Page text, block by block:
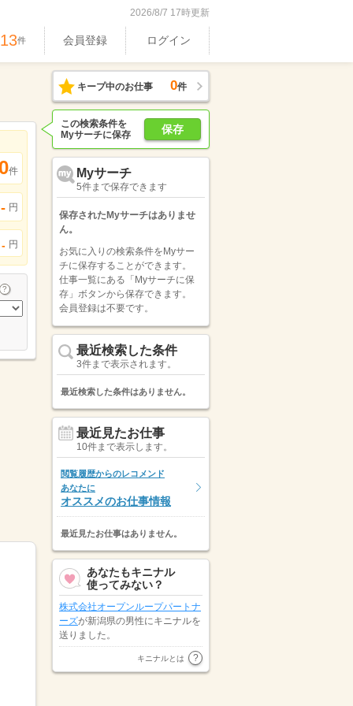
2026/8/7 17時更新
件 会員登録 ログイン
件
- 円
- 円
キープ中のお仕事 0件
保存
この検索条件を
Myサーチに保存
Myサーチ
5件まで保存できます
保存されたMyサーチはありませ
ん。
お気に入りの検索条件をMyサー
チに保存することができます。
仕事一覧にある「Myサーチに保
存」ボタンから保存できます。
会員登録は不要です。
最近検索した条件
3件まで表示されます。
最近検索した条件はありません。
最近見たお仕事
10件まで表示します。
閲覧履歴からのレコメンド
あなたに
オススメのお仕事情報
最近見たお仕事はありません。
あなたもキニナル
使ってみない？
株式会社オープンループパートナ
ーズが新潟県の男性にキニナルを
送りました。
株式会社キャリア
スタッフィングにキニナルを送り
キニナルとは